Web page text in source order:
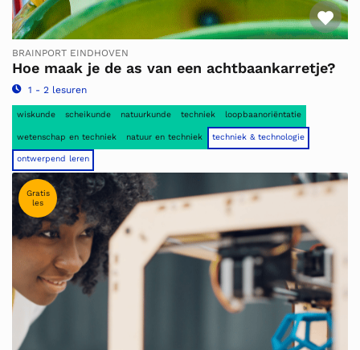
BRAINPORT EINDHOVEN
Hoe maak je de as van een achtbaankarretje?
1 - 2 lesuren
wiskunde scheikunde natuurkunde techniek loopbaanoriëntatie
wetenschap en techniek natuur en techniek techniek & technologie
ontwerpend leren
Gratis
les